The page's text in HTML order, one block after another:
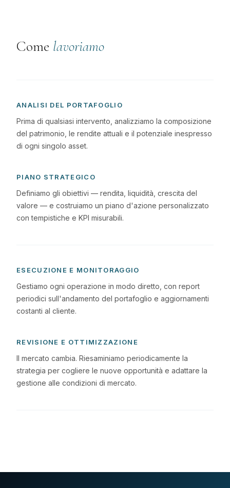
Come lavoriamo
ANALISI DEL PORTAFOGLIO
Prima di qualsiasi intervento, analizziamo la composizione
del patrimonio, le rendite attuali e il potenziale inespresso
di ogni singolo asset.
PIANO STRATEGICO
Definiamo gli obiettivi — rendita, liquidità, crescita del
valore — e costruiamo un piano d'azione personalizzato
con tempistiche e KPI misurabili.
ESECUZIONE E MONITORAGGIO
Gestiamo ogni operazione in modo diretto, con report
periodici sull'andamento del portafoglio e aggiornamenti
costanti al cliente.
REVISIONE E OTTIMIZZAZIONE
Il mercato cambia. Riesaminiamo periodicamente la
strategia per cogliere le nuove opportunità e adattare la
gestione alle condizioni di mercato.